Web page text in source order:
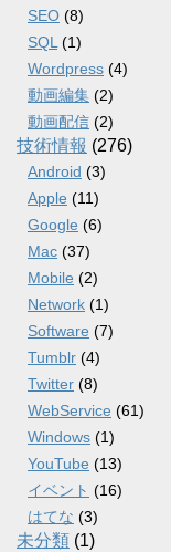
SEO (8)
SQL (1)
Wordpress (4)
動画編集 (2)
動画配信 (2)
技術情報 (276)
Android (3)
Apple (11)
Google (6)
Mac (37)
Mobile (2)
Network (1)
Software (7)
Tumblr (4)
Twitter (8)
WebService (61)
Windows (1)
YouTube (13)
イベント (16)
はてな (3)
未分類 (1)